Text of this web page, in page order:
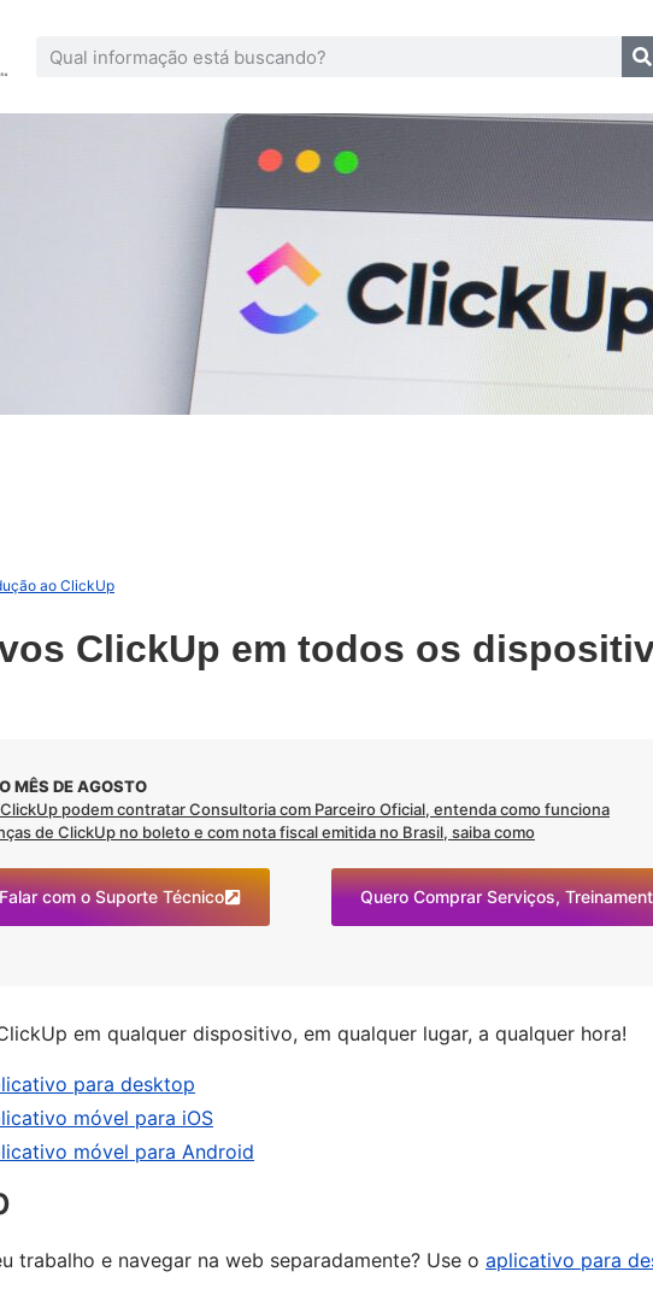
ao ClickUp
ClickUp em todos os
MÊS DE AGOSTO
podem contratar Consultoria com Parceiro Oficial, entenda como funciona
de ClickUp no boleto e com nota fiscal emitida no Brasil, saiba como
com o Suporte Técnico Quero Comprar Serviços,
em qualquer dispositivo, em qualquer lugar, a qualquer hora!
para desktop
móvel para iOS
móvel para Android
trabalho e navegar na web separadamente? Use o aplicativo para